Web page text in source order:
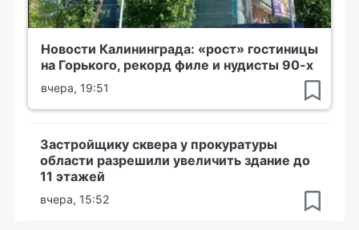
Новости Калининграда: «рост» гостиницы
на Горького, рекорд филе и нудисты 90-х
вчера, 19:51
Застройщику сквера у прокуратуры
области разрешили увеличить здание до
11 этажей
вчера, 15:52